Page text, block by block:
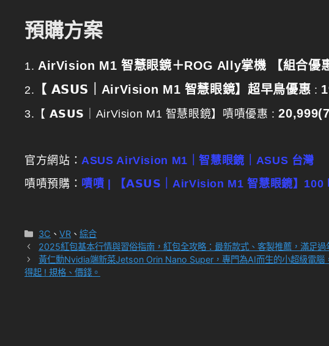
預購方案
1. AirVision M1 智慧眼鏡＋ROG Ally掌機 【組合優惠
2.
【 𝗔𝗦𝗨𝗦｜AirVision M1 智慧眼鏡】超早鳥優惠 :
3.【 𝗔𝗦𝗨𝗦｜AirVision M1 智慧眼鏡】嘖嘖優惠 :
官方網站：ASUS AirVision M1｜智慧眼鏡｜ASUS 台灣
嘖嘖預購： 嘖嘖 | 【𝗔𝗦𝗨𝗦｜AirVision M1 智慧眼鏡】100
分
類
3C 、VR 、綜合
2025紅包基本行情與習俗指南，紅包全攻略：最新款式、客製推薦，滿足過
黃仁勳Nvidia端新菜Jetson Orin Nano Super，專門為AI而生的小超級電腦
得起 ! 規格、價錢。